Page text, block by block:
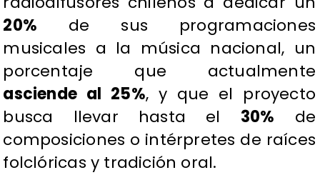
20% de sus programaciones
musicales a la música nacional, un
porcentaje que actualmente
asciende al 25%, y que el proyecto
busca llevar hasta el 30% de
composiciones o intérpretes de raíces
folclóricas y tradición oral.